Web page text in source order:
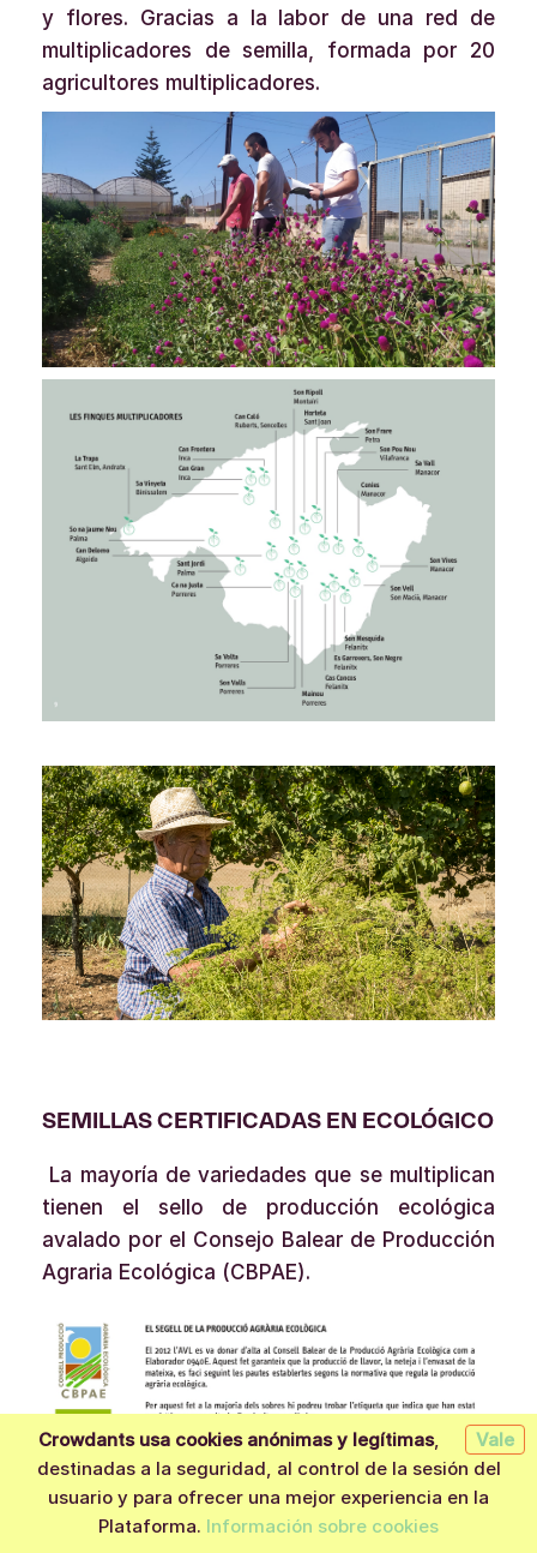
Quiero aportar
y flores. Gracias a la labor de una red de
multiplicadores de semilla, formada por 20
agricultores multiplicadores.
SEMILLAS CERTIFICADAS EN ECOLÓGICO
La mayoría de variedades que se multiplican
tienen el sello de producción ecológica
avalado por el Consejo Balear de Producción
Agraria Ecológica (CBPAE).
Vale
Crowdants usa cookies anónimas y legítimas,
destinadas a la seguridad, al control de la sesión del
usuario y para ofrecer una mejor experiencia en la
Plataforma. Información sobre cookies